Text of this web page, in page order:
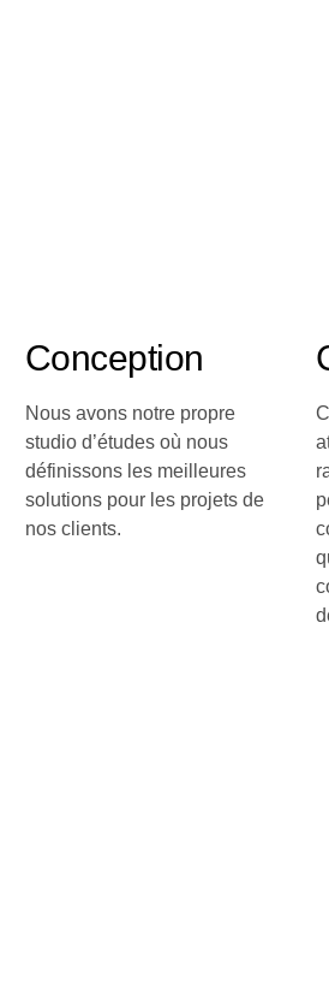
Conception
Nous avons notre propre
studio d’études où nous
définissons les meilleures
solutions pour les projets de
nos clients.